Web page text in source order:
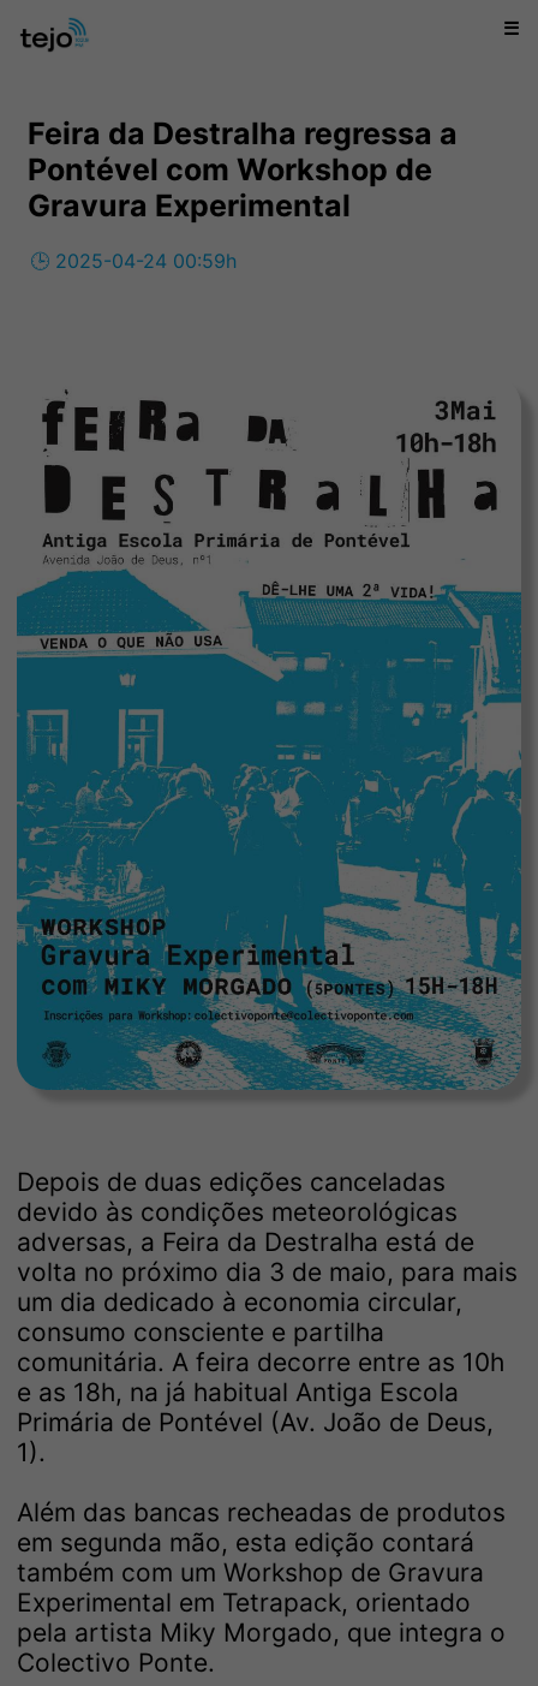
☰
Feira da Destralha regressa a
Pontével com Workshop de
Gravura Experimental
🕒 2025-04-24 00:59h
Depois de duas edições canceladas
devido às condições meteorológicas
adversas, a Feira da Destralha está de
volta no próximo dia 3 de maio, para mais
um dia dedicado à economia circular,
consumo consciente e partilha
comunitária. A feira decorre entre as 10h
e as 18h, na já habitual Antiga Escola
Primária de Pontével (Av. João de Deus,
1).
Além das bancas recheadas de produtos
em segunda mão, esta edição contará
também com um Workshop de Gravura
Experimental em Tetrapack, orientado
pela artista Miky Morgado, que integra o
Colectivo Ponte.